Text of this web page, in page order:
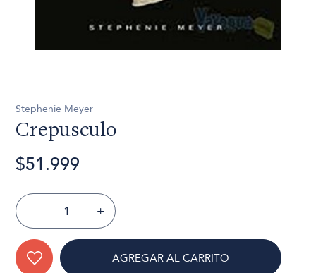
Stephenie Meyer
Crepusculo
$51.999
- +
AGREGAR AL CARRITO